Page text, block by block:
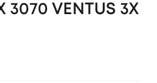
VENTUS 3X